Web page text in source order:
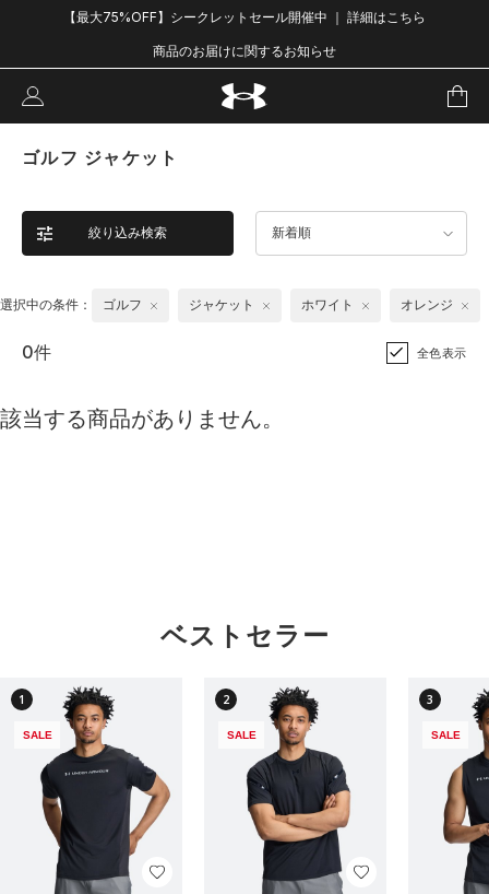
【最大75%OFF】シークレットセール開催中 ｜ 詳細はこちら
商品のお届けに関するお知らせ
ゴルフ ジャケット
絞り込み検索 新着順
選択中の条件： ゴルフ ジャケット ホワイト オレンジ
0件 全色表示
該当する商品がありません。
ベストセラー
1
SALE
2
SALE
3
SALE